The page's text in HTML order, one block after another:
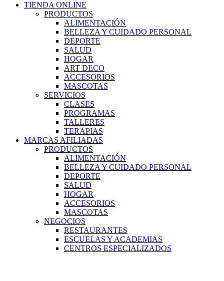
TIENDA ONLINE
PRODUCTOS
ALIMENTACIÓN
BELLEZA Y CUIDADO PERSONAL
DEPORTE
SALUD
HOGAR
ART DECO
ACCESORIOS
MASCOTAS
SERVICIOS
CLASES
PROGRAMAS
TALLERES
TERAPIAS
MARCAS AFILIADAS
PRODUCTOS
ALIMENTACIÓN
BELLEZA Y CUIDADO PERSONAL
DEPORTE
SALUD
HOGAR
ACCESORIOS
MASCOTAS
NEGOCIOS
RESTAURANTES
ESCUELAS Y ACADEMIAS
CENTROS ESPECIALIZADOS